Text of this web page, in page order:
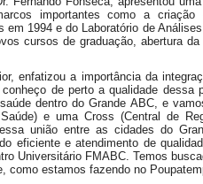
importantes como a
em 1994 e do Laboratório de
cursos de graduação, abertura
enfatizou a importância da
de perto a qualidade dessa
dentro do Grande ABC, e
e uma Cross (Central de
união entre as cidades do
eficiente e atendimento de
Universitário FMABC. Temos
como estamos fazendo no